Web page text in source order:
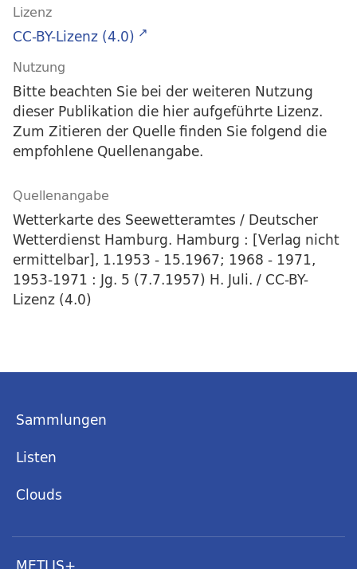
Lizenz
CC-BY-Lizenz (4.0)
Nutzung
Bitte beachten Sie bei der weiteren Nutzung
dieser Publikation die hier aufgeführte Lizenz.
Zum Zitieren der Quelle finden Sie folgend die
empfohlene Quellenangabe.
Quellenangabe
Wetterkarte des Seewetteramtes / Deutscher
Wetterdienst Hamburg. Hamburg : [Verlag nicht
ermittelbar], 1.1953 - 15.1967; 1968 - 1971,
1953-1971 : Jg. 5 (7.7.1957) H. Juli. / CC-BY-
Lizenz (4.0)
Sammlungen
Listen
Clouds